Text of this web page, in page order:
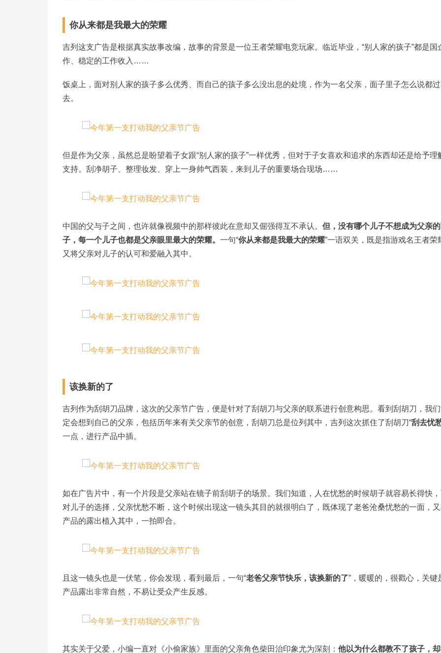
你从来都是我最大的荣耀
吉列这支广告是根据真实故事改编，故事的背景是一位王者荣耀电竞玩家。临近毕业，“别人家的孩子”都是国
作、稳定的工作收入……
饭桌上，面对别人家的孩子多么优秀、而自己的孩子多么没出息的处境，作为一名父亲，面子里子怎么说都
去。
但是作为父亲，虽然总是盼望着子女跟“别人家的孩子”一样优秀，但对于子女喜欢和追求的东西却还是给予理
支持。刮净胡子、整理妆发、穿上一身帅气西装，来到儿子的重要场合现场……
中国的父与子之间，也许就像视频中的那样彼此在意却又倔强得互不承认。 但，没有哪个儿子不想成为父亲
子，每一个儿子也都是父亲眼里最大的荣耀。 一句“你从来都是我最大的荣耀”一语双关，既是指游戏名王者荣
又将父亲对儿子的认可和爱融入其中。
该换新的了
吉列作为刮胡刀品牌，这次的父亲节广告，便是针对了刮胡刀与父亲的联系进行创意构思。看到刮胡刀，我
定会想到自己的父亲，包括历年来有关父亲节的创意，刮胡刀总是位列其中，吉列这次抓住了刮胡刀“刮去忧
一点，进行产品中插。
如在广告片中，有一个片段是父亲站在镜子前刮胡子的场景。我们知道，人在忧愁的时候胡子就容易长得快
对儿子的选择，父亲忧愁不断，这个时候出现这一镜头其目的就很明白了，既体现了老爸沧桑忧愁的一面，
产品的露出植入其中，一拍即合。
且这一镜头也是一伏笔，你会发现，看到最后，一句“老爸父亲节快乐，该换新的了”，暖暖的，很戳心，关键
产品露出非常自然，不易让受众产生反感。
其实关于父爱，小编一直对《小偷家族》里面的父亲角色柴田治印象尤为深刻： 他以为什么都教不了孩子，